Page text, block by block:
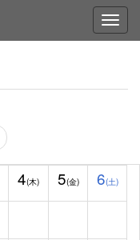
4(木) 5(金) 6(土)